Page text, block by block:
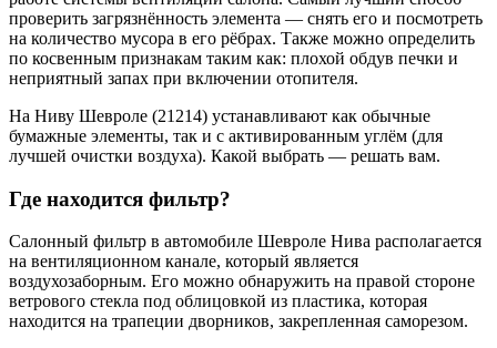
проверить загрязнённость элемента — снять его и посмотреть
на количество мусора в его рёбрах. Также можно определить
по косвенным признакам таким как: плохой обдув печки и
неприятный запах при включении отопителя.
На Ниву Шевроле (21214) устанавливают как обычные
бумажные элементы, так и с активированным углём (для
лучшей очистки воздуха). Какой выбрать — решать вам.
Где находится фильтр?
Салонный фильтр в автомобиле Шевроле Нива располагается
на вентиляционном канале, который является
воздухозаборным. Его можно обнаружить на правой стороне
ветрового стекла под облицовкой из пластика, которая
находится на трапеции дворников, закрепленная саморезом.